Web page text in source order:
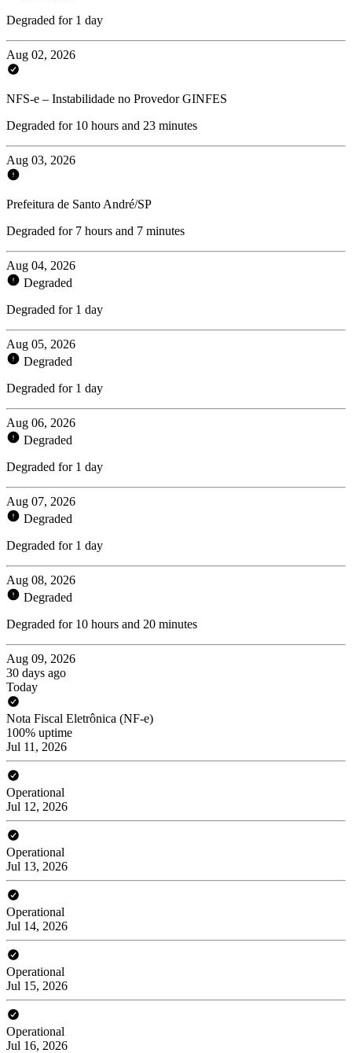
Degraded for 1 day
Aug 02, 2026
NFS-e – Instabilidade no Provedor GINFES
Degraded for 10 hours and 23 minutes
Aug 03, 2026
Prefeitura de Santo André/SP
Degraded for 7 hours and 7 minutes
Aug 04, 2026
Degraded
Degraded for 1 day
Aug 05, 2026
Degraded
Degraded for 1 day
Aug 06, 2026
Degraded
Degraded for 1 day
Aug 07, 2026
Degraded
Degraded for 1 day
Aug 08, 2026
Degraded
Degraded for 10 hours and 20 minutes
Aug 09, 2026
30 days ago
Today
Nota Fiscal Eletrônica (NF-e)
100% uptime
Jul 11, 2026
Operational
Jul 12, 2026
Operational
Jul 13, 2026
Operational
Jul 14, 2026
Operational
Jul 15, 2026
Operational
Jul 16, 2026